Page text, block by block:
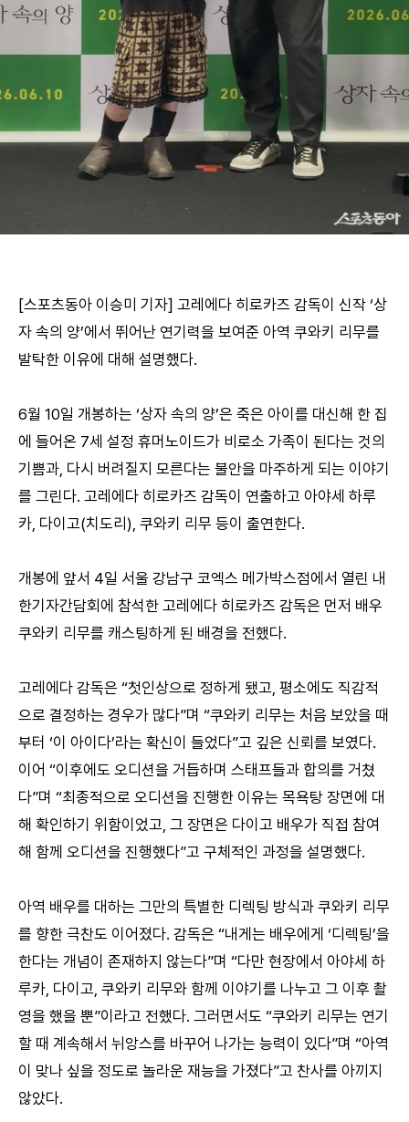
[스포츠동아 이승미 기자] 고레에다 히로카즈 감독이 신작 ‘상
자 속의 양’에서 뛰어난 연기력을 보여준 아역 쿠와키 리무를
발탁한 이유에 대해 설명했다.
6월 10일 개봉하는 ‘상자 속의 양’은 죽은 아이를 대신해 한 집
에 들어온 7세 설정 휴머노이드가 비로소 가족이 된다는 것의
기쁨과, 다시 버려질지 모른다는 불안을 마주하게 되는 이야기
를 그린다. 고레에다 히로카즈 감독이 연출하고 아야세 하루
카, 다이고(치도리), 쿠와키 리무 등이 출연한다.
개봉에 앞서 4일 서울 강남구 코엑스 메가박스점에서 열린 내
한기자간담회에 참석한 고레에다 히로카즈 감독은 먼저 배우
쿠와키 리무를 캐스팅하게 된 배경을 전했다.
고레에다 감독은 “첫인상으로 정하게 됐고, 평소에도 직감적
으로 결정하는 경우가 많다”며 “쿠와키 리무는 처음 보았을 때
부터 ‘이 아이다’라는 확신이 들었다”고 깊은 신뢰를 보였다.
이어 “이후에도 오디션을 거듭하며 스태프들과 합의를 거쳤
다”며 “최종적으로 오디션을 진행한 이유는 목욕탕 장면에 대
해 확인하기 위함이었고, 그 장면은 다이고 배우가 직접 참여
해 함께 오디션을 진행했다”고 구체적인 과정을 설명했다.
아역 배우를 대하는 그만의 특별한 디렉팅 방식과 쿠와키 리무
를 향한 극찬도 이어졌다. 감독은 “내게는 배우에게 ‘디렉팅’을
한다는 개념이 존재하지 않는다”며 “다만 현장에서 아야세 하
루카, 다이고, 쿠와키 리무와 함께 이야기를 나누고 그 이후 촬
영을 했을 뿐”이라고 전했다. 그러면서도 “쿠와키 리무는 연기
할 때 계속해서 뉘앙스를 바꾸어 나가는 능력이 있다”며 “아역
이 맞나 싶을 정도로 놀라운 재능을 가졌다”고 찬사를 아끼지
않았다.